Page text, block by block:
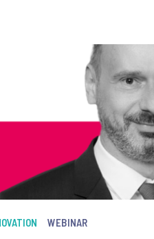
WEBINAR